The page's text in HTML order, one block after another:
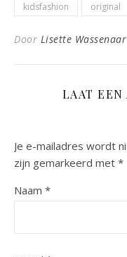
kidsfashion original
Door Lisette Wassenaar
LAAT EEN
Je e-mailadres wordt
zijn gemarkeerd met *
Naam *